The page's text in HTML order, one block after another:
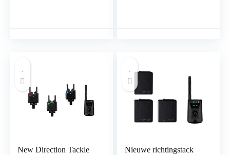
New Direction Tackle
Nieuwe richtingstack